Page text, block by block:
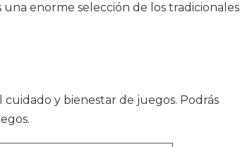
una enorme selección de los tradicionales
y bienestar de juegos. Podrás